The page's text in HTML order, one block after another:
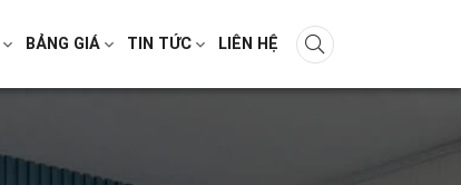
BẢNG GIÁ TIN TỨC LIÊN HỆ